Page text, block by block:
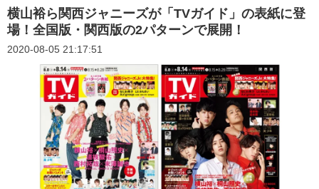
横山裕ら関西ジャニーズが「TVガイド」の表紙に登
場！全国版・関西版の2パターンで展開！
2020-08-05 21:17:51